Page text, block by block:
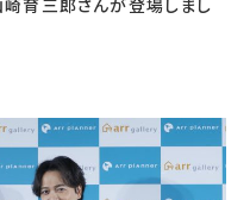
崎育三郎さんが登場しまし